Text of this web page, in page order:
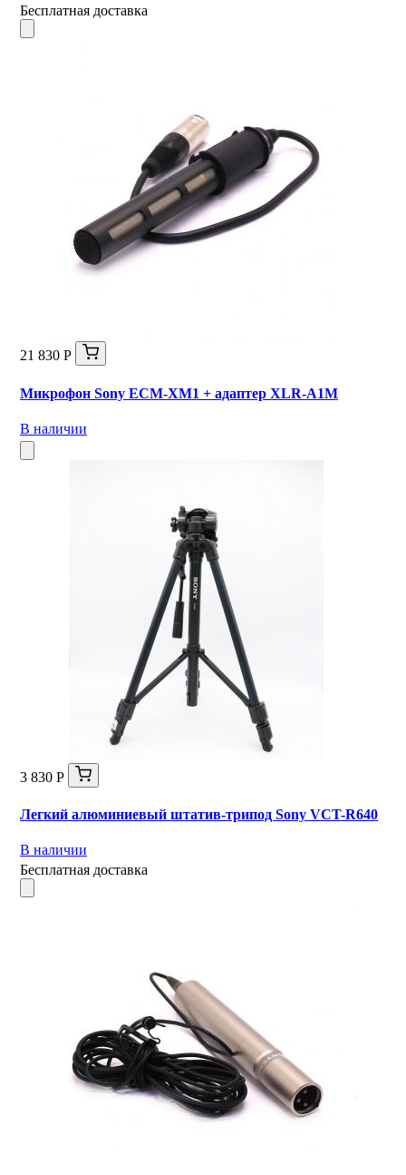
Бесплатная доставка
21 830 Р
Микрофон Sony ECM-XM1 + адаптер XLR-A1M
В наличии
3 830 Р
Легкий алюминиевый штатив-трипод Sony VCT-R640
В наличии
Бесплатная доставка